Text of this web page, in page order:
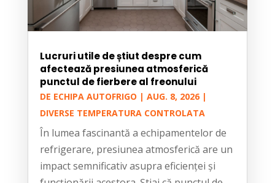
Lucruri utile de știut despre cum
afectează presiunea atmosferică
punctul de fierbere al freonului
DE ECHIPA AUTOFRIGO | AUG. 8, 2026|
DIVERSE TEMPERATURA CONTROLATA
În lumea fascinantă a echipamentelor de
refrigerare, presiunea atmosferică are un
impact semnificativ asupra eficienței și